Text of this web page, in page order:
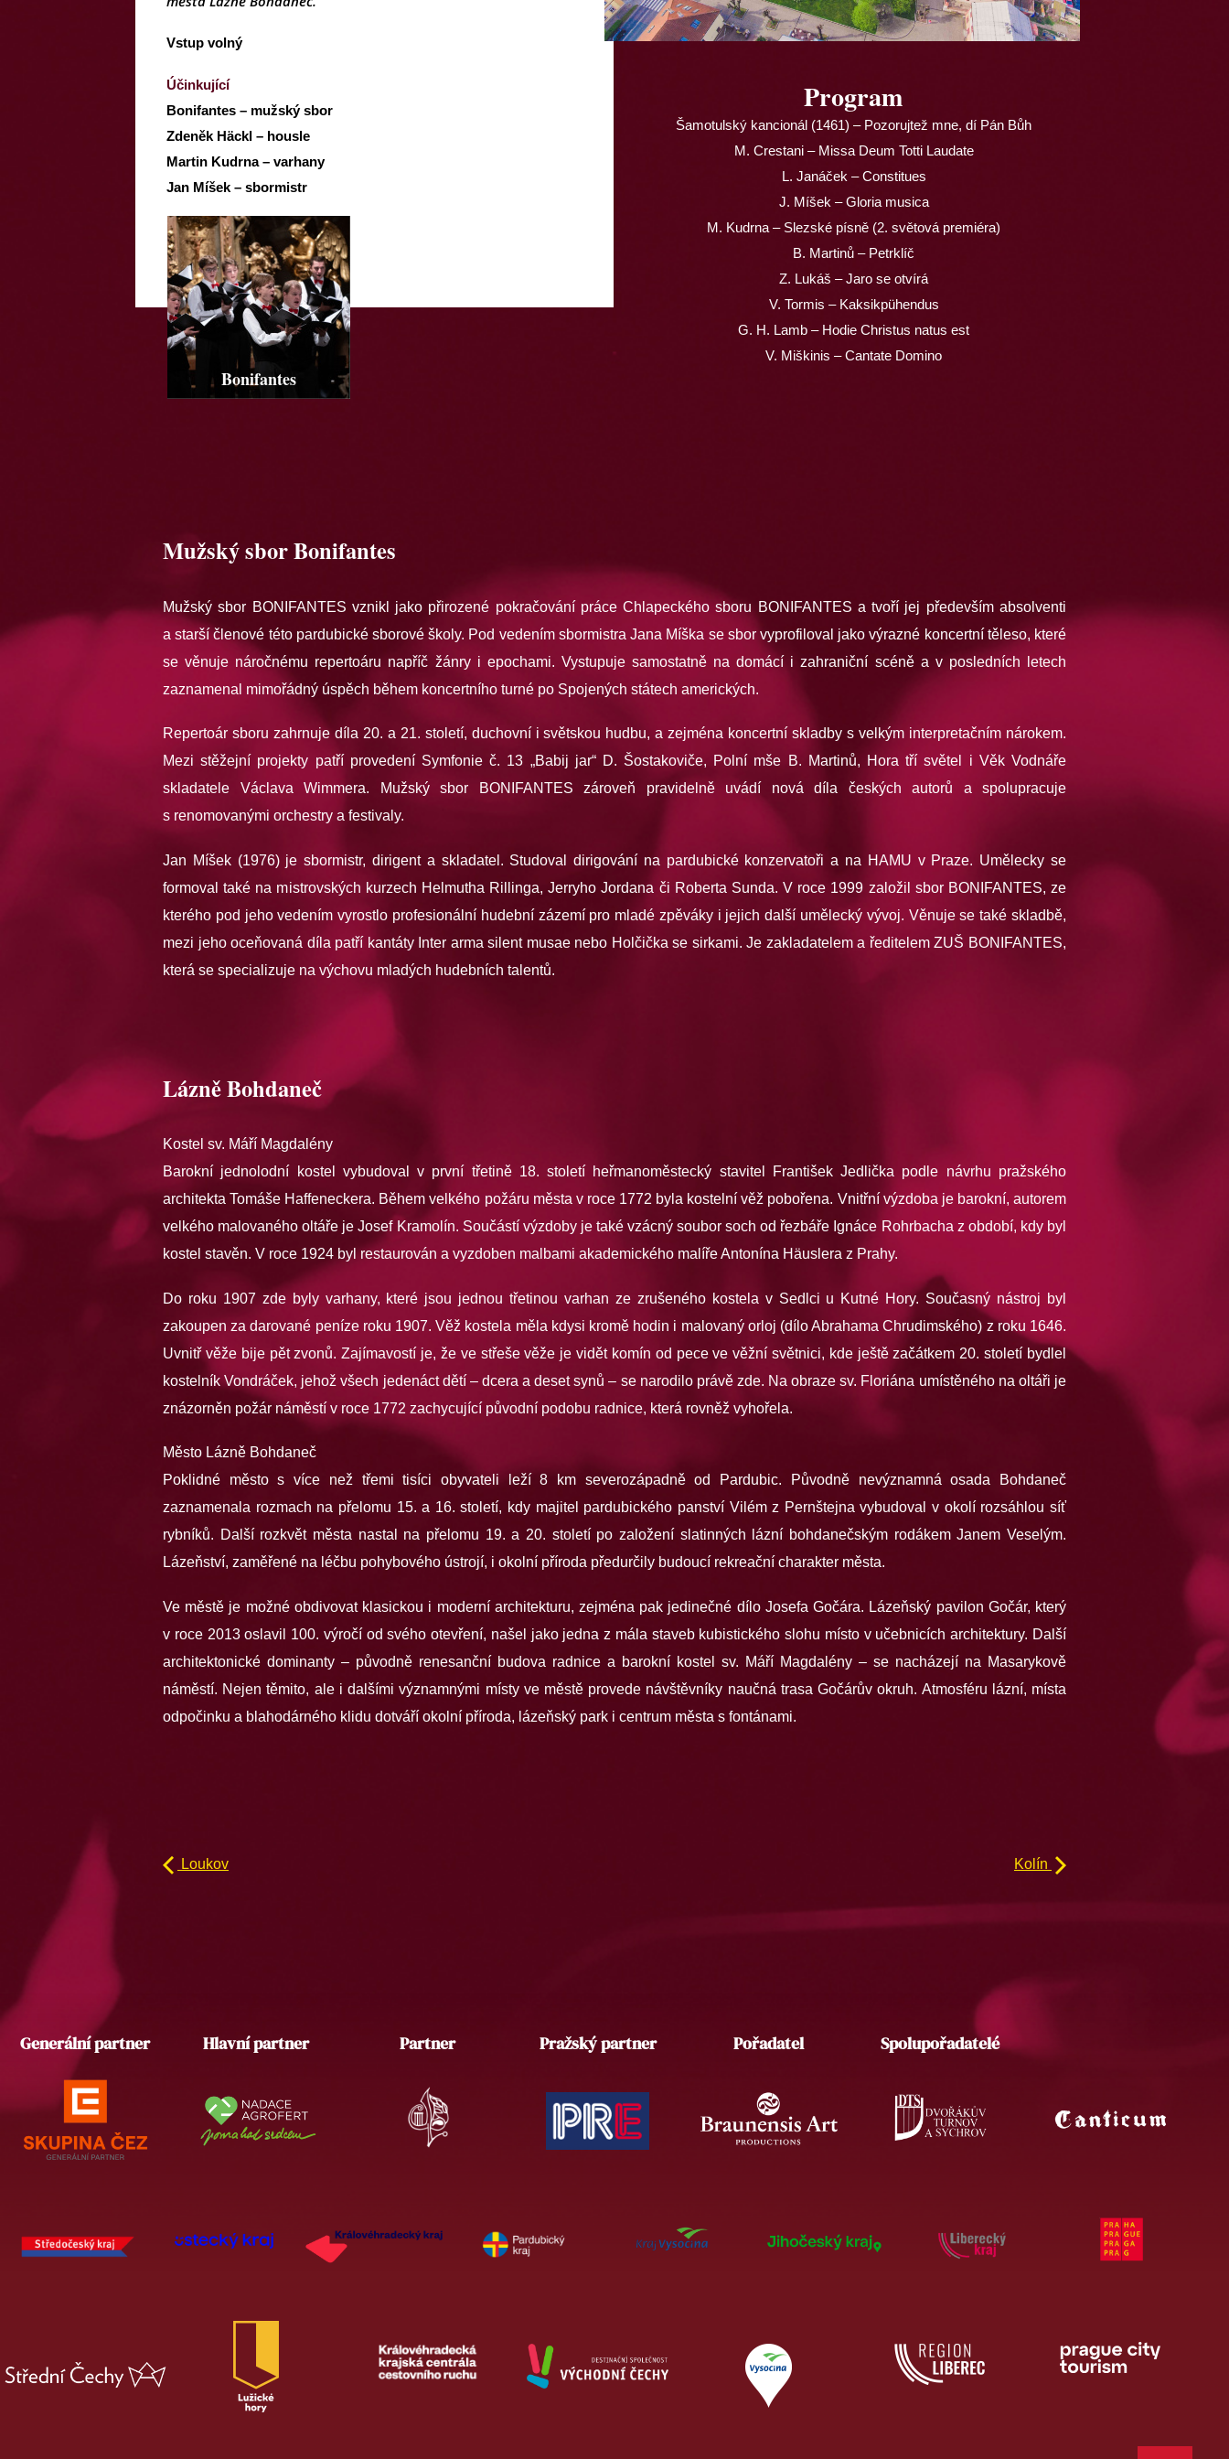
Vstup volný
Účinkující
Bonifantes – mužský sbor
Zdeněk Häckl – housle
Martin Kudrna – varhany
Jan Míšek – sbormistr
Program
Šamotulský kancionál (1461) – Pozorujtež mne, dí Pán Bůh
M. Crestani – Missa Deum Totti Laudate
L. Janáček – Constitues
J. Míšek – Gloria musica
M. Kudrna – Slezské písně (2. světová premiéra)
B. Martinů – Petrklíč
Z. Lukáš – Jaro se otvírá
V. Tormis – Kaksikpühendus
G. H. Lamb – Hodie Christus natus est
V. Miškinis – Cantate Domino
Bonifantes
Mužský sbor Bonifantes
Mužský sbor BONIFANTES vznikl jako přirozené pokračování práce Chlapeckého sboru BONIFANTES a tvoří jej především absolventi
a starší členové této pardubické sborové školy. Pod vedením sbormistra Jana Míška se sbor vyprofiloval jako výrazné koncertní těleso, které
se věnuje náročnému repertoáru napříč žánry i epochami. Vystupuje samostatně na domácí i zahraniční scéně a v posledních letech
zaznamenal mimořádný úspěch během koncertního turné po Spojených státech amerických.
Repertoár sboru zahrnuje díla 20. a 21. století, duchovní i světskou hudbu, a zejména koncertní skladby s velkým interpretačním nárokem.
Mezi stěžejní projekty patří provedení Symfonie č. 13 „Babij jar“ D. Šostakoviče, Polní mše B. Martinů, Hora tří světel i Věk Vodnáře
skladatele Václava Wimmera. Mužský sbor BONIFANTES zároveň pravidelně uvádí nová díla českých autorů a spolupracuje
s renomovanými orchestry a festivaly.
Jan Míšek (1976) je sbormistr, dirigent a skladatel. Studoval dirigování na pardubické konzervatoři a na HAMU v Praze. Umělecky se
formoval také na mistrovských kurzech Helmutha Rillinga, Jerryho Jordana či Roberta Sunda. V roce 1999 založil sbor BONIFANTES, ze
kterého pod jeho vedením vyrostlo profesionální hudební zázemí pro mladé zpěváky i jejich další umělecký vývoj. Věnuje se také skladbě,
mezi jeho oceňovaná díla patří kantáty Inter arma silent musae nebo Holčička se sirkami. Je zakladatelem a ředitelem ZUŠ BONIFANTES,
která se specializuje na výchovu mladých hudebních talentů.
Lázně Bohdaneč
Kostel sv. Máří Magdalény
Barokní jednolodní kostel vybudoval v první třetině 18. století heřmanoměstecký stavitel František Jedlička podle návrhu pražského
architekta Tomáše Haffeneckera. Během velkého požáru města v roce 1772 byla kostelní věž pobořena. Vnitřní výzdoba je barokní, autorem
velkého malovaného oltáře je Josef Kramolín. Součástí výzdoby je také vzácný soubor soch od řezbáře Ignáce Rohrbacha z období, kdy byl
kostel stavěn. V roce 1924 byl restaurován a vyzdoben malbami akademického malíře Antonína Häuslera z Prahy.
Do roku 1907 zde byly varhany, které jsou jednou třetinou varhan ze zrušeného kostela v Sedlci u Kutné Hory. Současný nástroj byl
zakoupen za darované peníze roku 1907. Věž kostela měla kdysi kromě hodin i malovaný orloj (dílo Abrahama Chrudimského) z roku 1646.
Uvnitř věže bije pět zvonů. Zajímavostí je, že ve střeše věže je vidět komín od pece ve věžní světnici, kde ještě začátkem 20. století bydlel
kostelník Vondráček, jehož všech jedenáct dětí – dcera a deset synů – se narodilo právě zde. Na obraze sv. Floriána umístěného na oltáři je
znázorněn požár náměstí v roce 1772 zachycující původní podobu radnice, která rovněž vyhořela.
Město Lázně Bohdaneč
Poklidné město s více než třemi tisíci obyvateli leží 8 km severozápadně od Pardubic. Původně nevýznamná osada Bohdaneč
zaznamenala rozmach na přelomu 15. a 16. století, kdy majitel pardubického panství Vilém z Pernštejna vybudoval v okolí rozsáhlou síť
rybníků. Další rozkvět města nastal na přelomu 19. a 20. století po založení slatinných lázní bohdanečským rodákem Janem Veselým.
Lázeňství, zaměřené na léčbu pohybového ústrojí, i okolní příroda předurčily budoucí rekreační charakter města.
Ve městě je možné obdivovat klasickou i moderní architekturu, zejména pak jedinečné dílo Josefa Gočára. Lázeňský pavilon Gočár, který
v roce 2013 oslavil 100. výročí od svého otevření, našel jako jedna z mála staveb kubistického slohu místo v učebnicích architektury. Další
architektonické dominanty – původně renesanční budova radnice a barokní kostel sv. Máří Magdalény – se nacházejí na Masarykově
náměstí. Nejen těmito, ale i dalšími významnými místy ve městě provede návštěvníky naučná trasa Gočárův okruh. Atmosféru lázní, místa
odpočinku a blahodárného klidu dotváří okolní příroda, lázeňský park i centrum města s fontánami.
Loukov Kolín
Generální partner Hlavní partner Partner Pražský partner Pořadatel Spolupořadatelé